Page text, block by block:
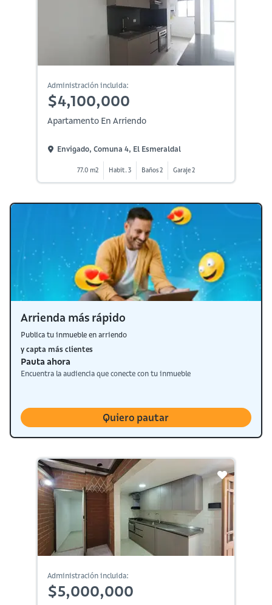
Administración incluida:
$4,100,000
Apartamento En Arriendo
Envigado, Comuna 4, El Esmeraldal
77.0 m2 Habit. 3 Baños 2 Garaje 2
Arrienda más rápido
Publica tu inmueble en arriendo
y capta más clientes
Pauta ahora
Encuentra la audiencia que conecte con tu inmueble
Quiero pautar
Administración incluida:
$5,000,000